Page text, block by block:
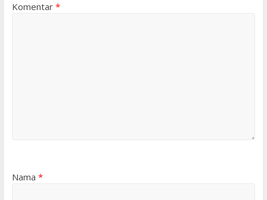
Komentar *
Nama *